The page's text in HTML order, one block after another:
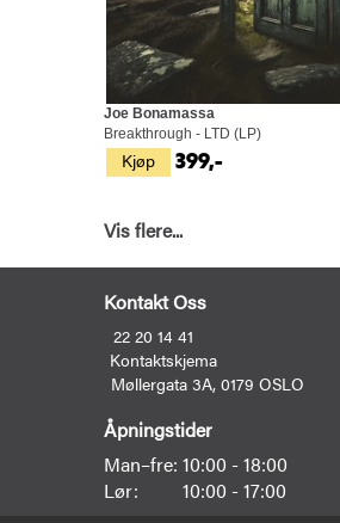
Kjøp
Joe Bonamassa
Breakthrough - LTD (LP)
399,-
Vis flere...
Kontakt Oss
22 20 14 41
Kontaktskjema
Møllergata 3A, 0179 OSLO
Åpningstider
Man–fre: 10:00 - 18:00
Lør:
10:00 - 17:00